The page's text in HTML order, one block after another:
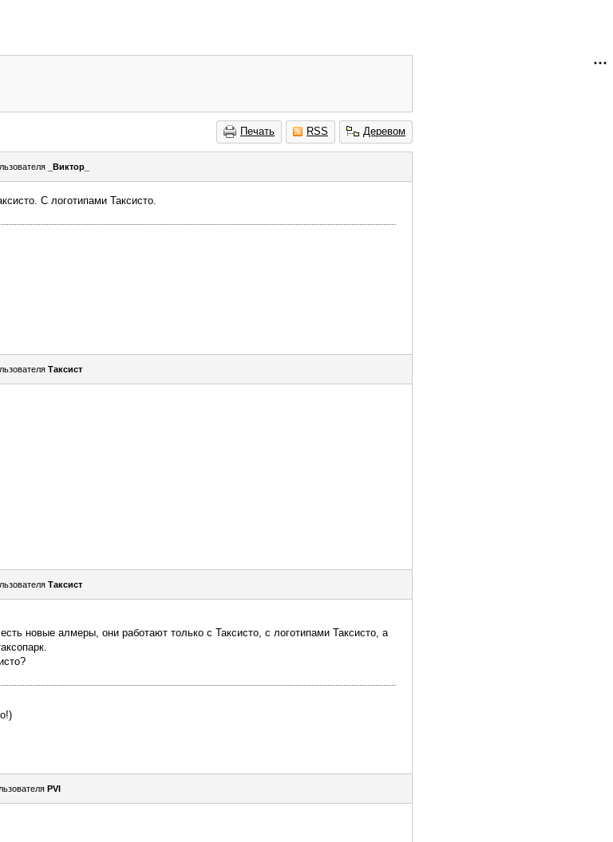
Печать RSS Деревом
_Виктор_
С логотипами Таксисто.
Таксист
Таксист
новые алмеры, они работают только с Таксисто, с логотипами Таксисто, а
PVI